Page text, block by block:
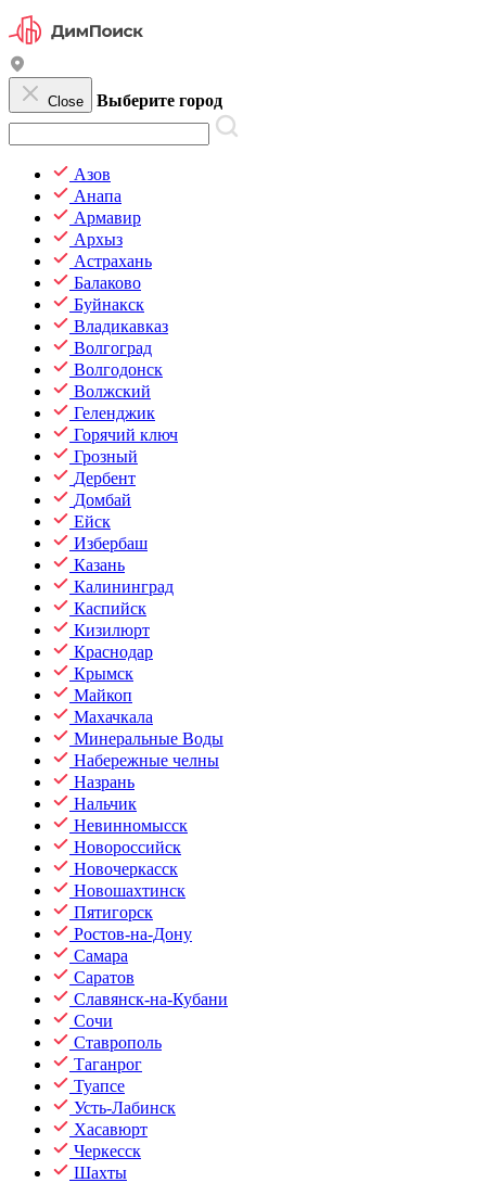
Close Выберите город
Азов
Анапа
Армавир
Архыз
Астрахань
Балаково
Буйнакск
Владикавказ
Волгоград
Волгодонск
Волжский
Геленджик
Горячий ключ
Грозный
Дербент
Домбай
Ейск
Избербаш
Казань
Калининград
Каспийск
Кизилюрт
Краснодар
Крымск
Майкоп
Махачкала
Минеральные Воды
Набережные челны
Назрань
Нальчик
Невинномысск
Новороссийск
Новочеркасск
Новошахтинск
Пятигорск
Ростов-на-Дону
Самара
Саратов
Славянск-на-Кубани
Сочи
Ставрополь
Таганрог
Туапсе
Усть-Лабинск
Хасавюрт
Черкесск
Шахты